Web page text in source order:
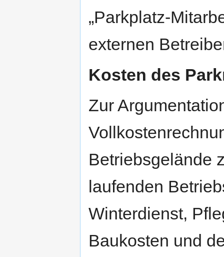
„Parkplatz-
externen
Kosten des
Zur
Betriebsgelände
laufenden
Winterdienst,
Baukosten und